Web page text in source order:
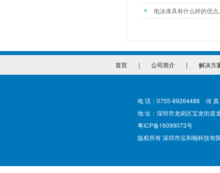
电泳漆具有什么样的优
首页 | 公司简介 | 解决方
电 话：0755-89264486 传
地 址：深圳市龙岗区宝龙街道
粤ICP备16099073号
版权所有 深圳市泓和顺科技有